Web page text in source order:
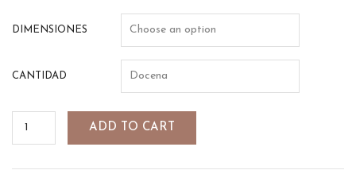
DIMENSIONES
CANTIDAD
ADD TO CART